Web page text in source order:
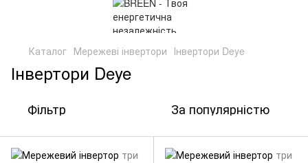
Каталог Мережеві інвертори Інвертори Deye
Інвертори Deye
Фільтр За популярністю